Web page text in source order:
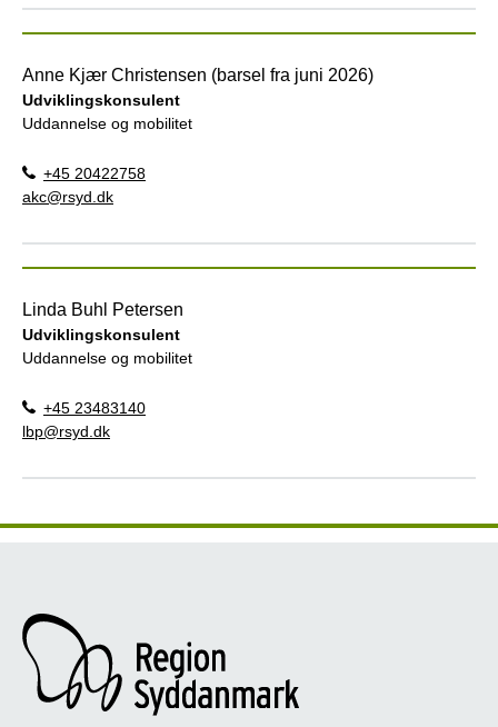
Anne Kjær Christensen (barsel fra juni 2026)
Udviklingskonsulent
Uddannelse og mobilitet
+45 20422758
akc@rsyd.dk
Linda Buhl Petersen
Udviklingskonsulent
Uddannelse og mobilitet
+45 23483140
lbp@rsyd.dk